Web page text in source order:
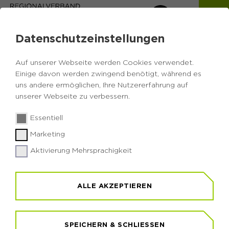
Datenschutzeinstellungen
Auf unserer Webseite werden Cookies verwendet.
Einige davon werden zwingend benötigt, während es
uns andere ermöglichen, Ihre Nutzererfahrung auf
unserer Webseite zu verbessern.
Essentiell
Marketing
Aktivierung Mehrsprachigkeit
ALLE AKZEPTIEREN
SPEICHERN & SCHLIESSEN
VERANSTALTENDE
Einrichtungen und Personen, die Veranstaltungen
im Natur- und Umweltbereich im Ruhrgebiet
anbieten.
VERANSTALTENDE